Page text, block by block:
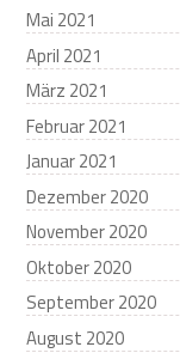
Mai 2021
April 2021
März 2021
Februar 2021
Januar 2021
Dezember 2020
November 2020
Oktober 2020
September 2020
August 2020